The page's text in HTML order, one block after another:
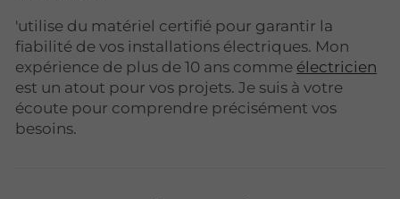
'utilise du matériel certifié pour garantir la
fiabilité de vos installations électriques. Mon
expérience de plus de 10 ans comme électricien
est un atout pour vos projets. Je suis à votre
écoute pour comprendre précisément vos
besoins.